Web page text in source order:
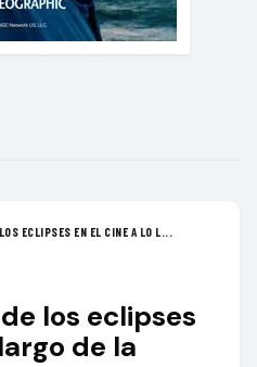
ECLIPSES EN EL CINE A LO L...
los eclipses
de la